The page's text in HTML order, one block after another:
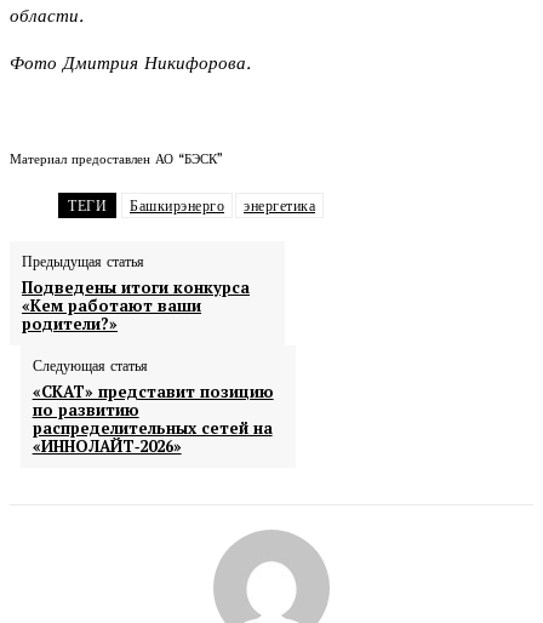
области.
Фото Дмитрия Никифорова.
Материал предоставлен АО “БЭСК”
ТЕГИ Башкирэнерго энергетика
Предыдущая статья
Подведены итоги конкурса
«Кем работают ваши
родители?»
Следующая статья
«СКАТ» представит позицию
по развитию
распределительных сетей на
«ИННОЛАЙТ‑2026»